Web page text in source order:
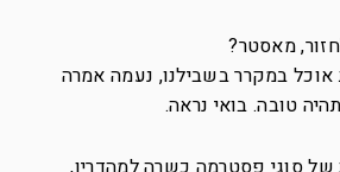
מאסטר?
אוכל במקרר בשבילנו, נעמה אמרה
טובה. בואי נראה.